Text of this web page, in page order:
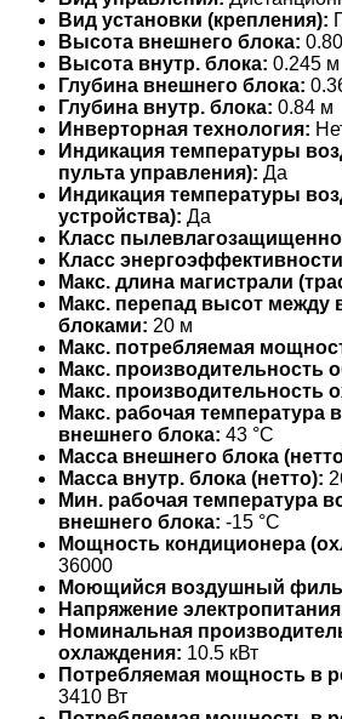
Вид установки (крепления):
Высота внешнего блока:
Высота внутр. блока: 0.245 м
Глубина внешнего блока:
Глубина внутр. блока: 0.84 м
Инверторная технология:
Индикация температуры
пульта управления): Да
Индикация температуры
устройства): Да
Класс
Класс
Макс. длина магистрали
Макс. перепад высот между
блоками: 20 м
Макс. потребляемая
Макс. производительность
Макс. производительность
Макс. рабочая температура
внешнего блока: 43 °С
Масса внешнего блока
Масса внутр. блока (нетто):
Мин. рабочая температура
внешнего блока: -15 °С
Мощность кондиционера
36000
Моющийся воздушный
Напряжение
Номинальная
охлаждения: 10.5 кВт
Потребляемая мощность в
3410 Вт